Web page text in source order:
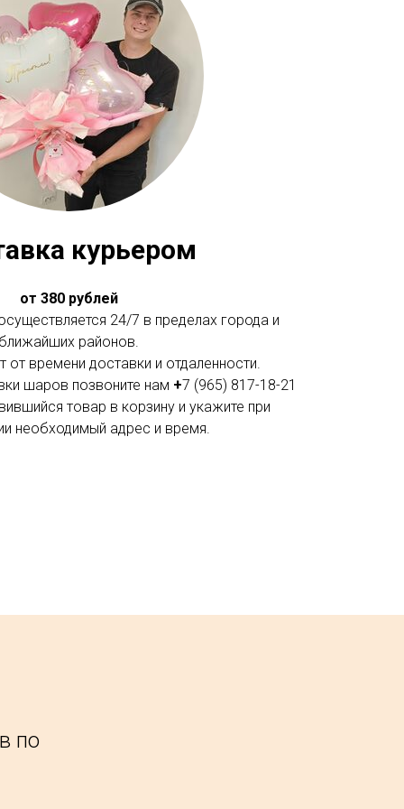
курьером
от 380 рублей
24/7 в пределах города и
ближайших районов.
от времени доставки и отдаленности.
шаров позвоните нам +7 (965) 817-18-21
товар в корзину и укажите при
необходимый адрес и время.
по